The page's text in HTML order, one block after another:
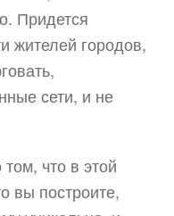
Придется
жителей городов,
сети, и не
что в этой
вы построите,